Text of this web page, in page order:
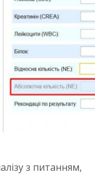
з питанням,